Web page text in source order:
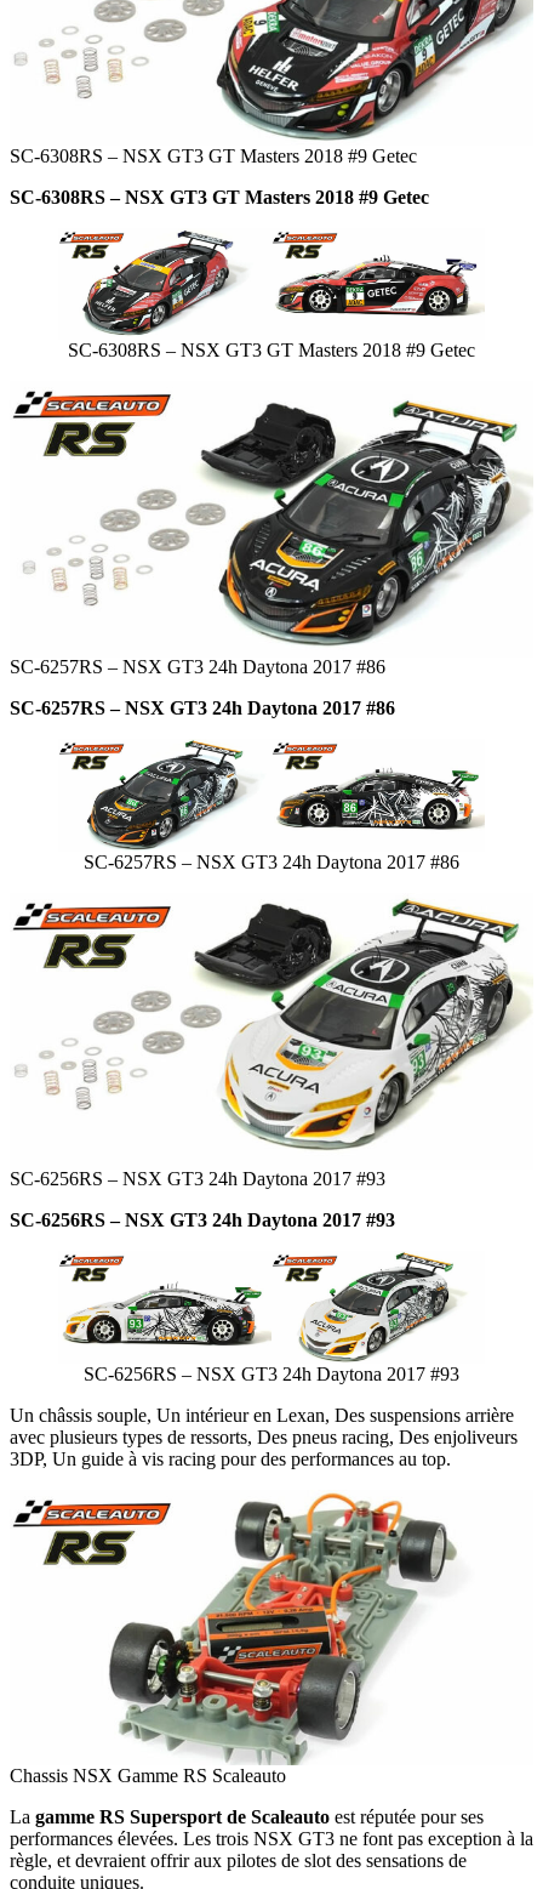
SC-6308RS – NSX GT3 GT Masters 2018 #9 Getec
SC-6308RS – NSX GT3 GT Masters 2018 #9 Getec
SC-6308RS – NSX GT3 GT Masters 2018 #9 Getec
SC-6257RS – NSX GT3 24h Daytona 2017 #86
SC-6257RS – NSX GT3 24h Daytona 2017 #86
SC-6257RS – NSX GT3 24h Daytona 2017 #86
SC-6256RS – NSX GT3 24h Daytona 2017 #93
SC-6256RS – NSX GT3 24h Daytona 2017 #93
SC-6256RS – NSX GT3 24h Daytona 2017 #93
Un châssis souple, Un intérieur en Lexan, Des suspensions arrière
avec plusieurs types de ressorts, Des pneus racing, Des enjoliveurs
3DP, Un guide à vis racing pour des performances au top.
Chassis NSX Gamme RS Scaleauto
La gamme RS Supersport de Scaleauto est réputée pour ses
performances élevées. Les trois NSX GT3 ne font pas exception à la
règle, et devraient offrir aux pilotes de slot des sensations de
conduite uniques.